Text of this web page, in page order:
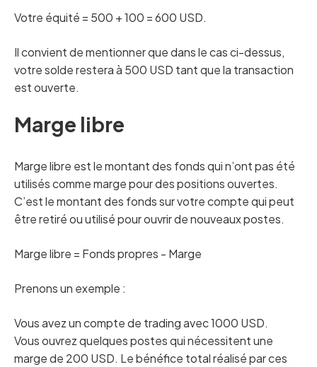
Votre équité = 500 + 100 = 600 USD.
Il convient de mentionner que dans le cas ci-dessus,
votre solde restera à 500 USD tant que la transaction
est ouverte.
Marge libre
Marge libre est le montant des fonds qui n’ont pas été
utilisés comme marge pour des positions ouvertes.
C’est le montant des fonds sur votre compte qui peut
être retiré ou utilisé pour ouvrir de nouveaux postes.
Marge libre = Fonds propres - Marge
Prenons un exemple :
Vous avez un compte de trading avec 1000 USD.
Vous ouvrez quelques postes qui nécessitent une
marge de 200 USD. Le bénéfice total réalisé par ces